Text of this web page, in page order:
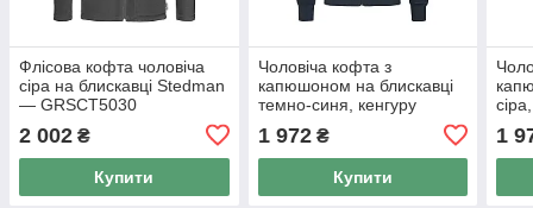
Флісова кофта чоловіча
сіра на блискавці Stedman
— GRSСТ5030
2 002 ₴
Купити
Чоловіча кофта з
капюшоном на блискавці
темно-синя, кенгуру
Stedman — BLMСТ5610
1 972₴
Купити
1